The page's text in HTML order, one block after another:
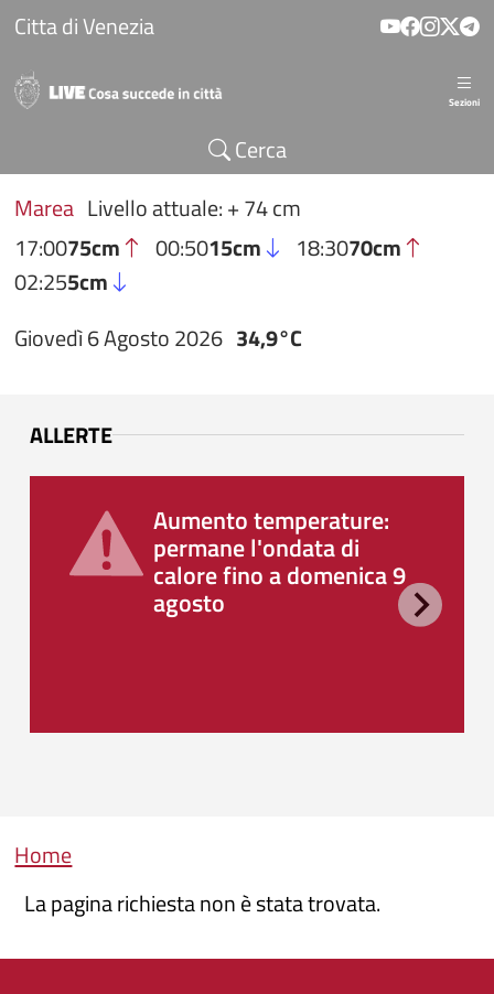
Salta al contenuto principale
Citta di Venezia
Sezioni
Cerca
Marea Livello attuale: + 74 cm
17:0075cm 00:5015cm 18:3070cm
02:255cm
Giovedì 6 Agosto 2026 34,9°C
ALLERTE
Aumento temperature:
permane l'ondata di
calore fino a domenica 9
agosto
Briciole di pane
Home
La pagina richiesta non è stata trovata.